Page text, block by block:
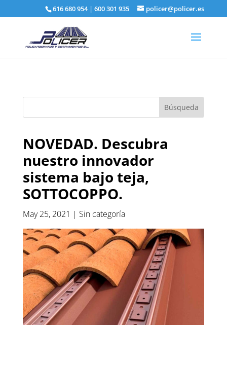
616 680 954|600 301 935 policer@policer.es
NOVEDAD. Descubra
nuestro innovador
sistema bajo teja,
SOTTOCOPPO.
May 25, 2021 | Sin categoría